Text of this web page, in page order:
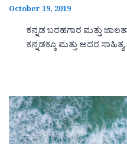
October 19, 2019
ಕನ್ನಡ ಬರಹಗಾರ ಮತ್ತು
ಕನ್ನಡಕ್ಕೂ ಮತ್ತು ಅದರ